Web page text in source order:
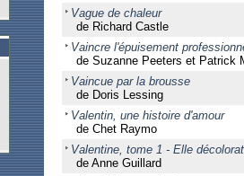
Vague de chaleur
de Richard Castle
Vaincre l'épuisement
de Suzanne Peeters et Patrick
Vaincue par la brousse
de Doris Lessing
Valentin, une histoire d'amour
de Chet Raymo
Valentine, tome 1 - Elle
de Anne Guillard